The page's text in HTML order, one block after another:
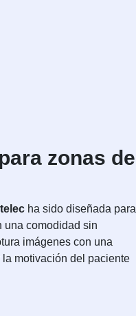
zonas de
ha sido diseñada para
una comodidad sin
imágenes con una
motivación del paciente